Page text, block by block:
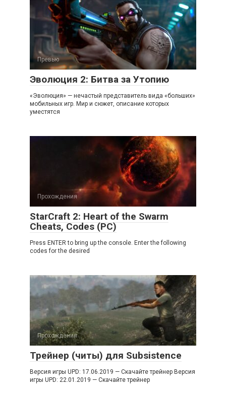
Превью
Эволюция 2: Битва за Утопию
«Эволюция» — нечастый представитель вида «больших»
мобильных игр. Мир и сюжет, описание которых
уместятся
Прохождения
StarCraft 2: Heart of the Swarm
Cheats, Codes (PC)
Press ENTER to bring up the console. Enter the following
codes for the desired
Прохождения
Трейнер (читы) для Subsistence
Версия игры UPD: 17.06.2019 — Скачайте трейнер Версия
игры UPD: 22.01.2019 — Скачайте трейнер